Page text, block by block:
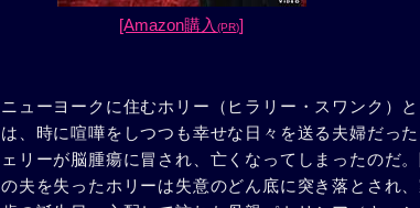
[Amazon購入(PR)]
ニューヨークに住むホリー（ヒラリー・スワンク）
は、時に喧嘩をしつつも幸せな日々を送る夫婦だっ
ェリーが脳腫瘍に冒され、亡くなってしまったのだ
の夫を失ったホリーは失意のどん底に突き落とされ